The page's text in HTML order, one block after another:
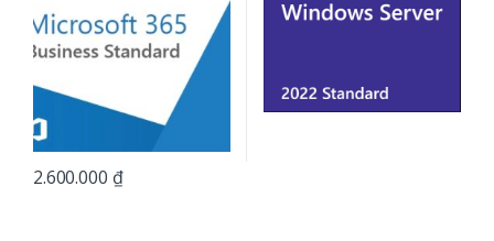
2.600.000 ₫